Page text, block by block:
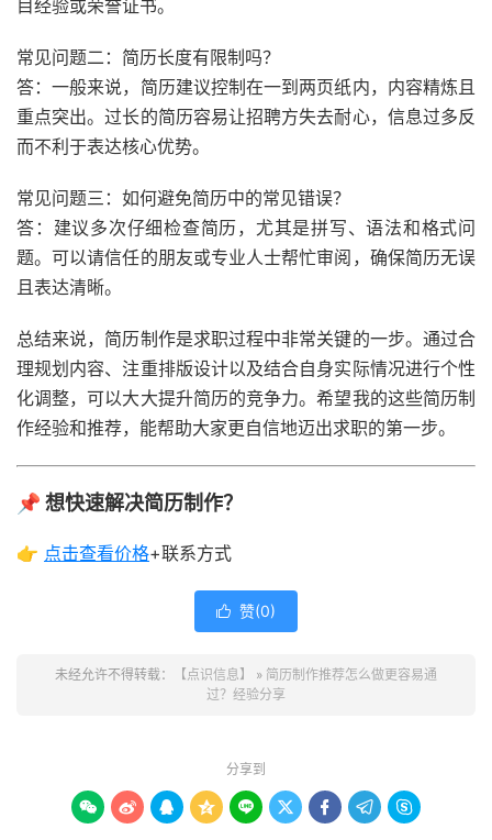
目经验或荣誉证书。
常见问题二：简历长度有限制吗？
答：一般来说，简历建议控制在一到两页纸内，内容精炼且
重点突出。过长的简历容易让招聘方失去耐心，信息过多反
而不利于表达核心优势。
常见问题三：如何避免简历中的常见错误？
答：建议多次仔细检查简历，尤其是拼写、语法和格式问
题。可以请信任的朋友或专业人士帮忙审阅，确保简历无误
且表达清晰。
总结来说，简历制作是求职过程中非常关键的一步。通过合
理规划内容、注重排版设计以及结合自身实际情况进行个性
化调整，可以大大提升简历的竞争力。希望我的这些简历制
作经验和推荐，能帮助大家更自信地迈出求职的第一步。
📌 想快速解决简历制作？
👉 点击查看价格+联系方式
 赞(0)
未经允许不得转载： 【点识信息】 » 简历制作推荐怎么做更容易通
过？经验分享
分享到
        